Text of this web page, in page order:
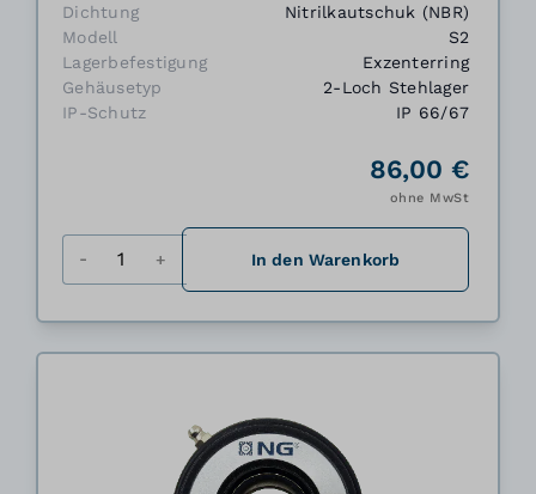
Dichtung
Nitrilkautschuk (NBR)
Modell
S2
Lagerbefestigung
Exzenterring
Gehäusetyp
2-Loch Stehlager
IP-Schutz
IP 66/67
86,00 €
ohne MwSt
In den Warenkorb